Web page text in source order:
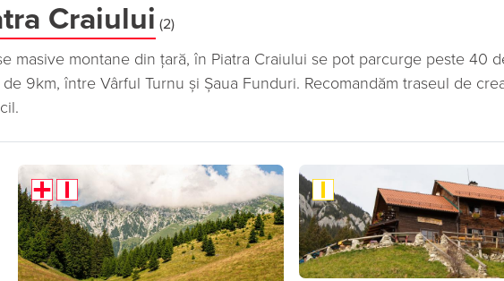
Craiului (2)
masive montane din țară, în Piatra Craiului se pot parcurge peste 40
9km, între Vârful Turnu și Șaua Funduri. Recomandăm traseul de